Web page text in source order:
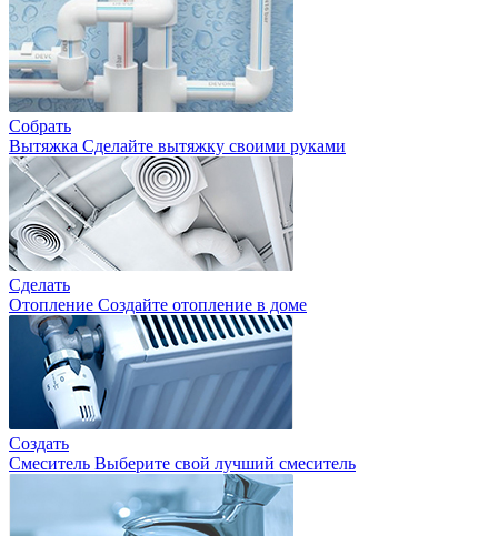
Собрать
Вытяжка Сделайте вытяжку своими руками
Сделать
Отопление Создайте отопление в доме
Создать
Смеситель Выберите свой лучший смеситель